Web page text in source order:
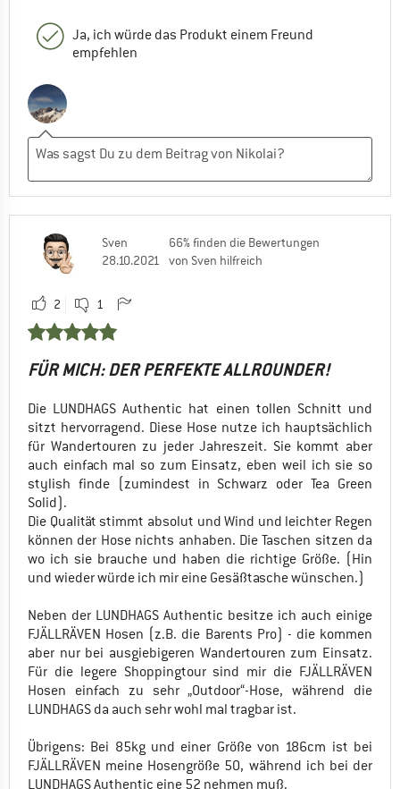
Ja, ich würde das Produkt einem Freund
empfehlen
Sven
28.10.2021
66% finden die Bewertungen
von Sven hilfreich
2 1
FÜR MICH: DER PERFEKTE ALLROUNDER!
Die LUNDHAGS Authentic hat einen tollen Schnitt und
sitzt hervorragend. Diese Hose nutze ich hauptsächlich
für Wandertouren zu jeder Jahreszeit. Sie kommt aber
auch einfach mal so zum Einsatz, eben weil ich sie so
stylish finde (zumindest in Schwarz oder Tea Green
Solid).
Die Qualität stimmt absolut und Wind und leichter Regen
können der Hose nichts anhaben. Die Taschen sitzen da
wo ich sie brauche und haben die richtige Größe. (Hin
und wieder würde ich mir eine Gesäßtasche wünschen.)
Neben der LUNDHAGS Authentic besitze ich auch einige
FJÄLLRÄVEN Hosen (z.B. die Barents Pro) - die kommen
aber nur bei ausgiebigeren Wandertouren zum Einsatz.
Für die legere Shoppingtour sind mir die FJÄLLRÄVEN
Hosen einfach zu sehr „Outdoor“-Hose, während die
LUNDHAGS da auch sehr wohl mal tragbar ist.
Übrigens: Bei 85kg und einer Größe von 186cm ist bei
FJÄLLRÄVEN meine Hosengröße 50, während ich bei der
LUNDHAGS Authentic eine 52 nehmen muß.